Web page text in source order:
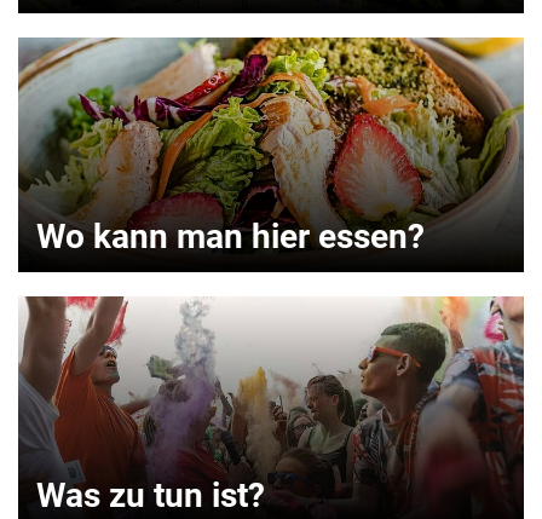
Wo kann man hier essen?
Was zu tun ist?